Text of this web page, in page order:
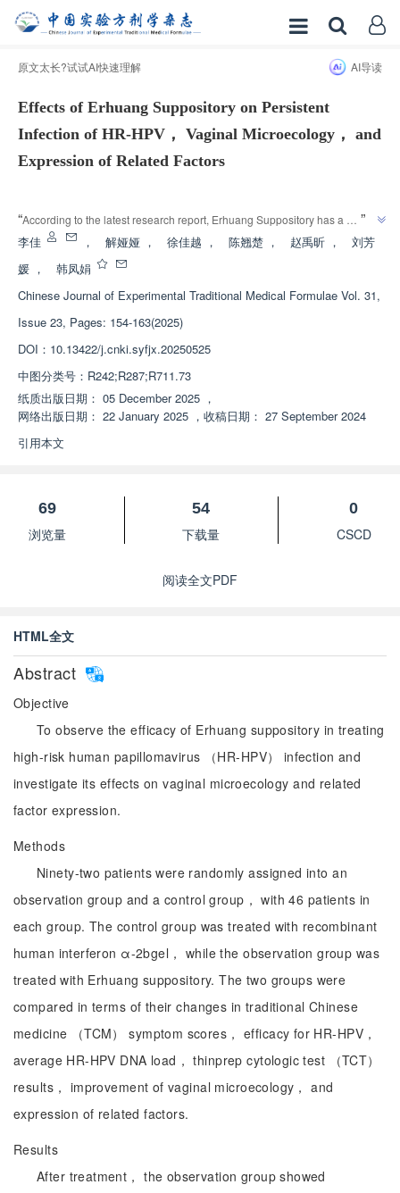
原文太长?试试AI快速理解 AI导读
Effects of Erhuang Suppository on Persistent
Infection of HR-HPV， Vaginal Microecology， and
Expression of Related Factors
“According to the latest research report, Erhuang Suppository has a
significant effect on high-risk human papillomavirus infection, improving
vaginal microecology, reducing viral load, and is superior to interferon gel.
”
李佳 ， 解娅娅 ， 徐佳越 ， 陈翘楚 ， 赵禹昕 ，
刘芳
媛 ，
韩凤娟
Chinese Journal of Experimental Traditional Medical Formulae Vol. 31,
Issue 23, Pages: 154-163(2025)
DOI： 10.13422/j.cnki.syfjx.20250525
中图分类号： R242;R287;R711.73
纸质出版日期： 05 December 2025 ，
网络出版日期： 22 January 2025 ， 收稿日期： 27 September 2024
引用本文
69
浏览量
54
下载量
0
CSCD
阅读全文PDF
HTML全文
Abstract
Objective
To observe the efficacy of Erhuang suppository in treating
high-risk human papillomavirus （HR-HPV） infection and
investigate its effects on vaginal microecology and related
factor expression.
Methods
Ninety-two patients were randomly assigned into an
observation group and a control group， with 46 patients in
each group. The control group was treated with recombinant
human interferon α-2bgel， while the observation group was
treated with Erhuang suppository. The two groups were
compared in terms of their changes in traditional Chinese
medicine （TCM） symptom scores， efficacy for HR-HPV，
average HR-HPV DNA load， thinprep cytologic test （TCT）
results， improvement of vaginal microecology， and
expression of related factors.
Results
After treatment， the observation group showed